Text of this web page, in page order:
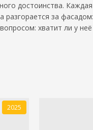
достоинства.
за
хватит ли у
2025